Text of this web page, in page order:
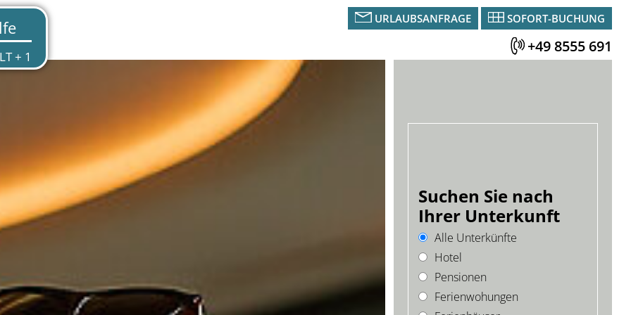
URLAUBSANFRAGE SOFORT-BUCHUNG
+49 8555 691
Suchen Sie nach
Ihrer Unterkunft
Alle Unterkünfte
Hotel
Pensionen
Ferienwohungen